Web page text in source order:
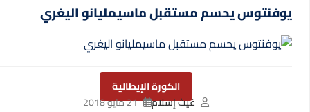
يوفنتوس يحسم مستقبل ماسيمليانو اليغري
الكورة الإيطالية
غيث إسلام
21 مايو 2018